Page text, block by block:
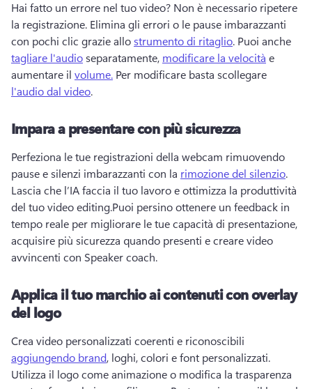
Hai fatto un errore nel tuo video? Non è necessario ripetere
la registrazione. Elimina gli errori o le pause imbarazzanti
con pochi clic grazie allo strumento di ritaglio. Puoi anche
tagliare l'audio separatamente, modificare la velocità e
aumentare il volume. Per modificare basta scollegare
l'audio dal video.
Impara a presentare con più sicurezza
Perfeziona le tue registrazioni della webcam rimuovendo
pause e silenzi imbarazzanti con la rimozione del silenzio
Lascia che l’IA faccia il tuo lavoro e ottimizza la produttività
del tuo video editing.Puoi persino ottenere un feedback in
tempo reale per migliorare le tue capacità di presentazione,
acquisire più sicurezza quando presenti e creare video
avvincenti con Speaker coach.
Applica il tuo marchio ai contenuti con overlay
del logo
Crea video personalizzati coerenti e riconoscibili
aggiungendo brand
Utilizza il logo come animazione o modifica la trasparenza